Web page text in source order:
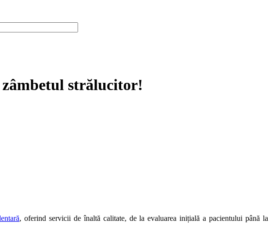
strălucitor!
, oferind servicii de înaltă calitate, de la evaluarea inițială a pacientului până la